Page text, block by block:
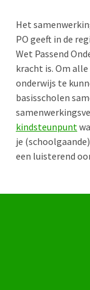
Het
PO geeft in de
Wet Passend
kracht is. Om
onderwijs te
basisscholen
kindsteunpunt
je
een luisterend